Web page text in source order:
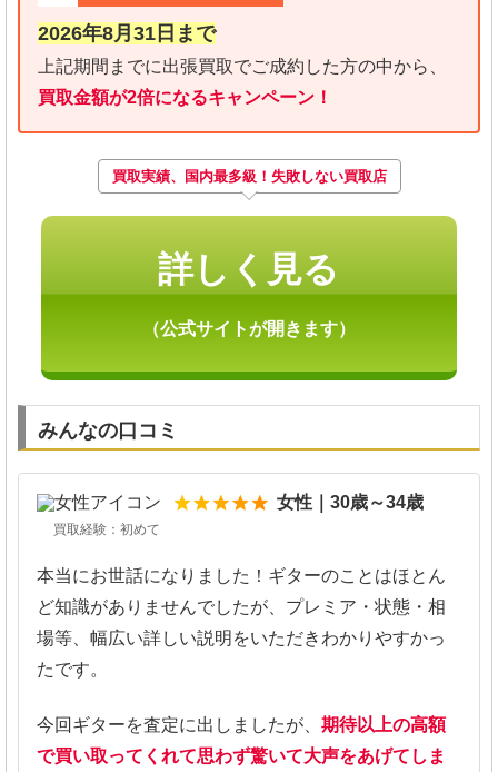
2026年8月31日まで
上記期間までに出張買取でご成約した方の中から、
買取金額が2倍になるキャンペーン！
買取実績、国内最多級！失敗しない買取店
詳しく見る
（公式サイトが開きます）
みんなの口コミ
5女性｜30歳～34歳
買取経験：初めて
本当にお世話になりました！ギターのことはほとん
ど知識がありませんでしたが、プレミア・状態・相
場等、幅広い詳しい説明をいただきわかりやすかっ
たです。
今回ギターを査定に出しましたが、 期待以上の高額
で買い取ってくれて思わず驚いて大声をあげてしま